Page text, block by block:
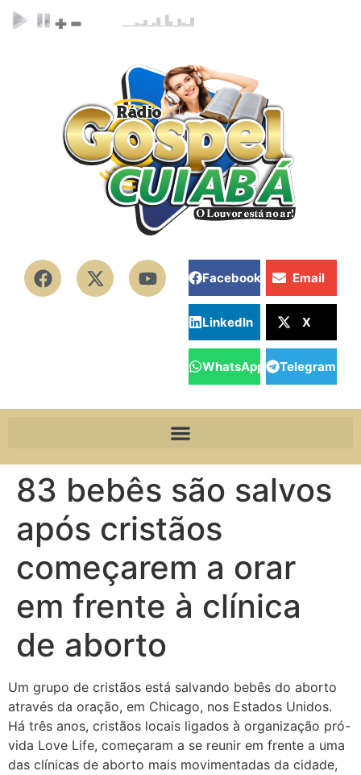
Facebook Email
LinkedIn X
WhatsApp Telegram
83 bebês são salvos
após cristãos
começarem a orar
em frente à clínica
de aborto
Um grupo de cristãos está salvando bebês do aborto
através da oração, em Chicago, nos Estados Unidos.
Há três anos, cristãos locais ligados à organização pró-
vida Love Life, começaram a se reunir em frente a uma
das clínicas de aborto mais movimentadas da cidade,